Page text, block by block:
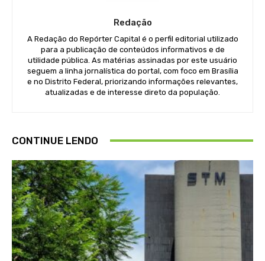
Redação
A Redação do Repórter Capital é o perfil editorial utilizado
para a publicação de conteúdos informativos e de
utilidade pública. As matérias assinadas por este usuário
seguem a linha jornalística do portal, com foco em Brasília
e no Distrito Federal, priorizando informações relevantes,
atualizadas e de interesse direto da população.
CONTINUE LENDO